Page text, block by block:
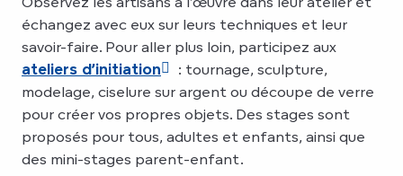
échangez avec eux sur leurs techniques et leur
savoir-faire. Pour aller plus loin, participez aux
ateliers d’initiation
: tournage, sculpture,
modelage, ciselure sur argent ou découpe de verre
pour créer vos propres objets. Des stages sont
proposés pour tous, adultes et enfants, ainsi que
des mini-stages parent-enfant.